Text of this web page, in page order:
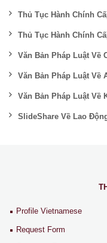
Thủ Tục Hành Chính
Thủ Tục Hành Chính
Văn Bản Pháp Luật Về
Văn Bản Pháp Luật Về
Văn Bản Pháp Luật Về
SlideShare Về Lao
Profile Vietnamese
Request Form